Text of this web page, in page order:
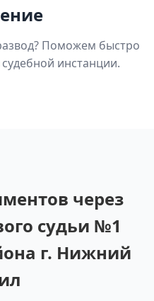
Поможем быстро
инстанции.
через
судьи №1
г. Нижний